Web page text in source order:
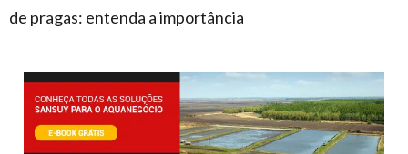
piscinas
automotivo
móveis,
calçados,
vida
caminhoneiro
de pragas: entenda a importância